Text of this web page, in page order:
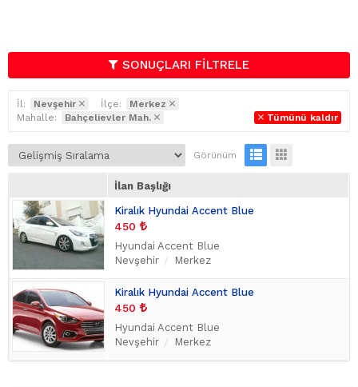
SONUÇLARI FİLTRELE
İl: Nevşehir İlçe:
Merkez
Mahalle:
Bahçelievler Mah. Tümünü kaldır
Görünüm
İlan Başlığı
Kiralık Hyundai Accent Blue
450
Hyundai Accent Blue
Nevşehir
Merkez
Kiralık Hyundai Accent Blue
450
Hyundai Accent Blue
Nevşehir
Merkez